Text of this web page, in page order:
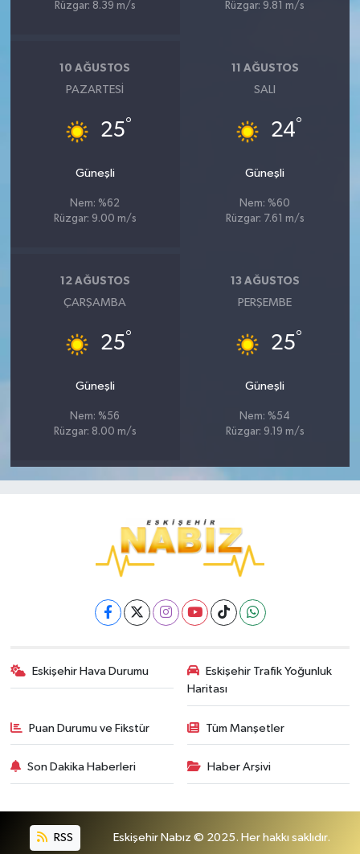
Rüzgar: 8.39 m/s
Rüzgar: 9.81 m/s
10 AĞUSTOS
PAZARTESI
25°
Güneşli
Nem: %62
Rüzgar: 9.00 m/s
11 AĞUSTOS
SALI
24°
Güneşli
Nem: %60
Rüzgar: 7.61 m/s
12 AĞUSTOS
ÇARŞAMBA
25°
Güneşli
Nem: %56
Rüzgar: 8.00 m/s
13 AĞUSTOS
PERŞEMBE
25°
Güneşli
Nem: %54
Rüzgar: 9.19 m/s
Eskişehir Hava Durumu
Eskişehir Trafik Yoğunluk
Haritası
Puan Durumu ve Fikstür Tüm Manşetler
Son Dakika Haberleri Haber Arşivi
RSS Eskişehir Nabız © 2025. Her hakkı saklıdır.